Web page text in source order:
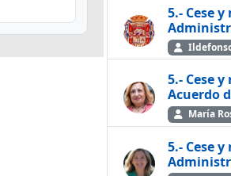
5.- Cese
5.- Cese
Acuerdo
María
5.- Cese